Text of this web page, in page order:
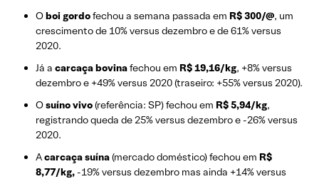
Oboi gordofechou a semana passada em R$ 300/@, um
crescimento de 10% versus dezembro e de 61% versus
2020.
Já a carcaça bovinafechou em R$ 19,16/kg, +8% versus
dezembro e +49% versus 2020 (traseiro: +55% versus 2020).
Osuíno vivo(referência: SP) fechou em R$ 5,94/kg,
registrando queda de 25% versus dezembro e -26% versus
2020.
Acarcaça suína(mercado doméstico) fechou em R$
8,77/kg, -19% versus dezembro mas ainda +14% versus